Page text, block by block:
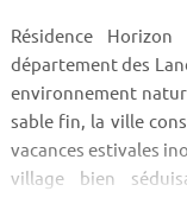
Résidence
département des
environnement
sable fin, la ville
vacances estivales
village bien